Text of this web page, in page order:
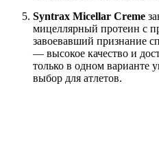
Syntrax Micellar Creme
мицеллярный протеин с
завоевавший признание
— высокое качество и
только в одном варианте
выбор для атлетов.